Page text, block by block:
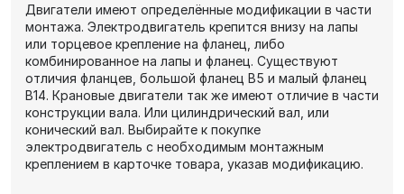
Двигатели имеют определённые модификации в части
монтажа. Электродвигатель крепится внизу на лапы
или торцевое крепление на фланец, либо
комбинированное на лапы и фланец. Существуют
отличия фланцев, большой фланец В5 и малый фланец
В14. Крановые двигатели так же имеют отличие в части
конструкции вала. Или цилиндрический вал, или
конический вал. Выбирайте к покупке
электродвигатель с необходимым монтажным
креплением в карточке товара, указав модификацию.